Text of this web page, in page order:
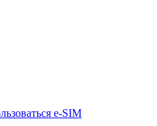
e-SIM